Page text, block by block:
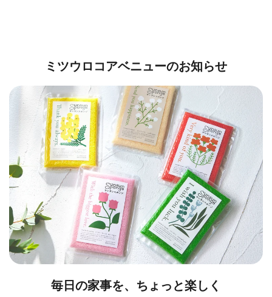
ミツウロコアベニューのお知らせ
毎日の家事を、ちょっと楽しく